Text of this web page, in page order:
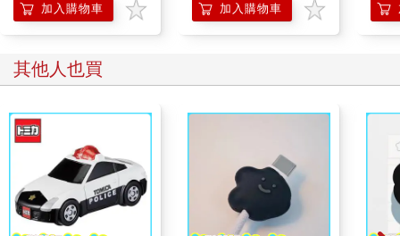
加入購物車 加入購物車
其他人也買